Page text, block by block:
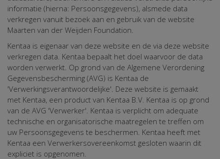
informatie (hierna: Persoonsgegevens), alsmede data
verkregen vanuit bezoek aan en gebruik van de website
Maarten van der Weijden Foundation.
Kentaa is eigenaar van deze website en de via deze website
verkregen data. Kentaa bepaalt het doel waarvoor de data
worden verwerkt. Op grond van de Algemene Verordening
Gegevensbescherming (AVG) is Kentaa de
'Verwerkingsverantwoordelijke'. Deze website is gemaakt
met Kentaa, een product van Kentaa B.V. Kentaa is op grond
van de AVG 'Verwerker'. Kentaa is verplicht om adequate
technische en organisatorische maatregelen te treffen om
uw Persoonsgegevens te beschermen. Kentaa heeft met
Kentaa een Verwerkersovereenkomst gesloten waarin dit
expliciet is opgenomen.